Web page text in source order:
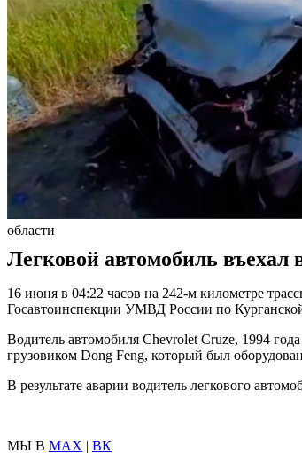
области
Легковой автомобиль въехал
16 июня в 04:22 часов на 242-м километре
Госавтоинспекции УМВД России по
Водитель автомобиля Chevrolet Cruze, 1994
грузовиком Dong Feng, который был
В результате аварии водитель легкового
МЫ В MAX | ВК